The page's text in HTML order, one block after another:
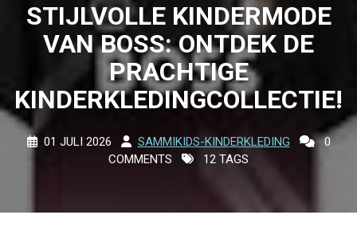
STIJLVOLLE KINDERMODE
VAN BOSS: ONTDEK DE
PRACHTIGE
KINDERKLEDINGCOLLECTIE!
01 JULI 2026 SAMMIKIDS-KINDERKLEDING
0
COMMENTS
12 TAGS